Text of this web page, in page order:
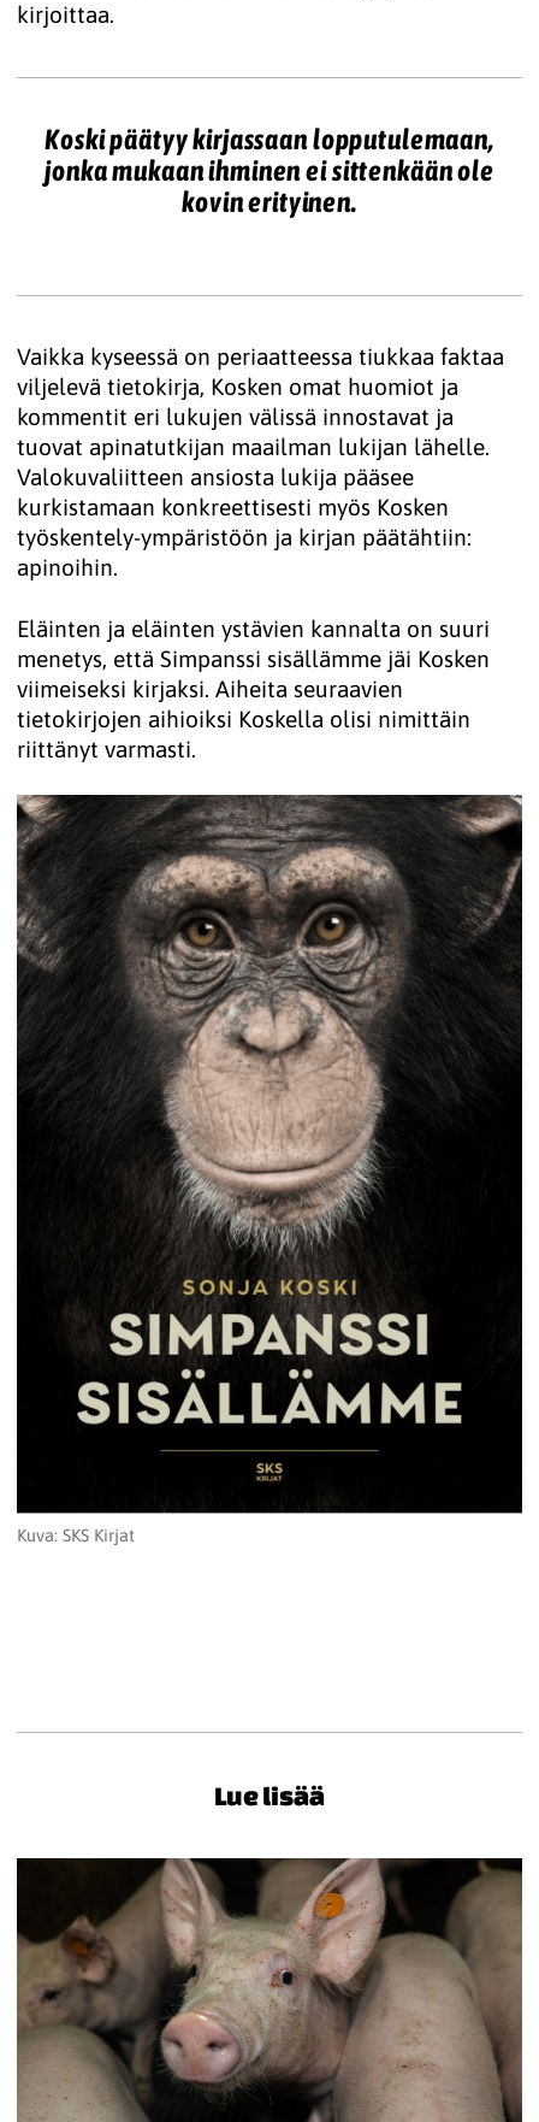
kirjoittaa.
Koski päätyy kirjassaan lopputulemaan,
jonka mukaan ihminen ei sittenkään ole
kovin erityinen.
Vaikka kyseessä on periaatteessa tiukkaa faktaa
viljelevä tietokirja, Kosken omat huomiot ja
kommentit eri lukujen välissä innostavat ja
tuovat apinatutkijan maailman lukijan lähelle.
Valokuvaliitteen ansiosta lukija pääsee
kurkistamaan konkreettisesti myös Kosken
työskentely-ympäristöön ja kirjan päätähtiin:
apinoihin.
Eläinten ja eläinten ystävien kannalta on suuri
menetys, että Simpanssi sisällämme jäi Kosken
viimeiseksi kirjaksi. Aiheita seuraavien
tietokirjojen aihioiksi Koskella olisi nimittäin
riittänyt varmasti.
Kuva: SKS Kirjat
Lue lisää